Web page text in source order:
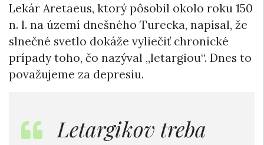
Lekár Aretaeus, ktorý pôsobil okolo roku 150
n. l. na území dnešného Turecka, napísal, že
slnečné svetlo dokáže vyliečiť chronické
prípady toho, čo nazýval „letargiou“. Dnes to
považujeme za depresiu.
Letargikov treba